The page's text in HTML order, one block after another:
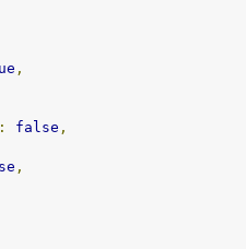
,
: false ,
,